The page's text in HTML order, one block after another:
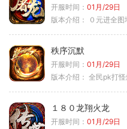
开服时间： 01月/29日
版本介绍：
０元进全图
秩序沉默
开服时间： 01月/29日
版本介绍： 全民pk打
１８０龙翔火龙
开服时间： 01月/29日